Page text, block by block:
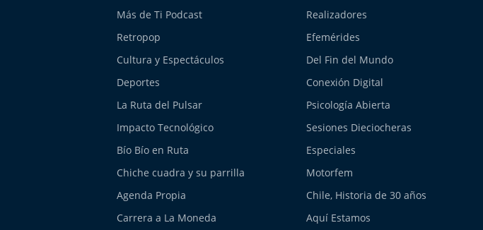
Más de Ti Podcast
Realizadores
Retropop
Efemérides
Cultura y Espectáculos
Del Fin del Mundo
Deportes
Conexión Digital
La Ruta del Pulsar
Psicología Abierta
Impacto Tecnológico
Sesiones Dieciocheras
Bío Bío en Ruta
Especiales
Chiche cuadra y su parrilla
Motorfem
Agenda Propia
Chile, Historia de 30 años
Carrera a La Moneda
Aquí Estamos